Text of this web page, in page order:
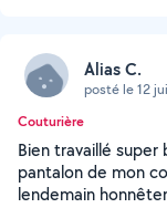
Alias C.
posté le 12
Couturière
Bien travaillé
pantalon de mon
lendemain